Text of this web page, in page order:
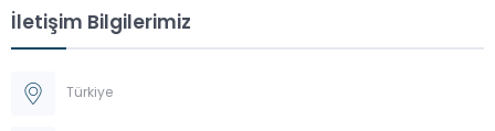
İletişim Bilgilerimiz
Türkiye